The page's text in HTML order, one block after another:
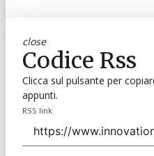
close
Codice Rss
Clicca sul pulsante per
appunti.
RSS link